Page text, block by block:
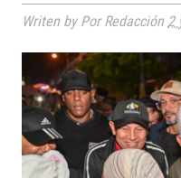
Writen by Por Redacción 2